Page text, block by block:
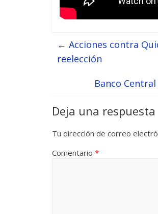
← Acciones contra
reelección
Banco
Deja una respuesta
Tu dirección de correo
Comentario *